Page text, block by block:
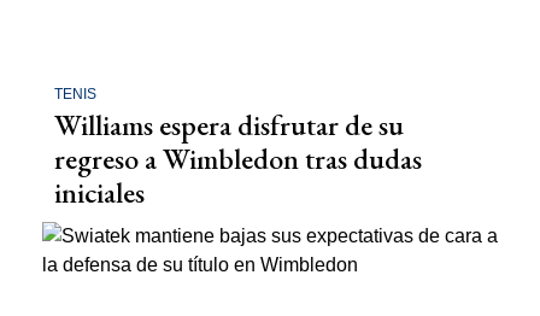
TENIS
Williams espera disfrutar de su
regreso a Wimbledon tras dudas
iniciales